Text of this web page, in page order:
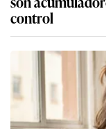
control